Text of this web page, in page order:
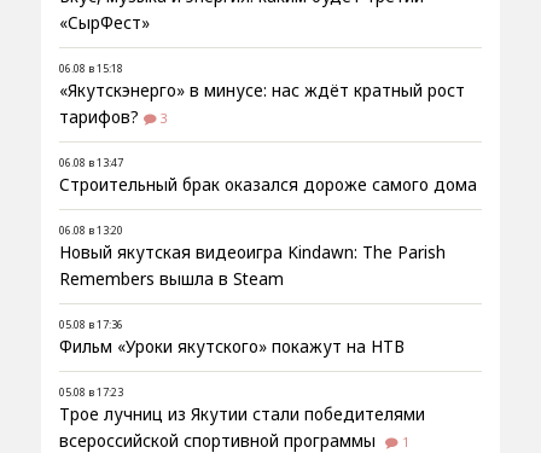
«СырФест»
06.08 в 15:18
«Якутскэнерго» в минусе: нас ждёт кратный рост
тарифов?
3
06.08 в 13:47
Строительный брак оказался дороже самого дома
06.08 в 13:20
Новый якутская видеоигра Kindawn: The Parish
Remembers вышла в Steam
05.08 в 17:36
Фильм «Уроки якутского» покажут на НТВ
05.08 в 17:23
Трое лучниц из Якутии стали победителями
всероссийской спортивной программы
1